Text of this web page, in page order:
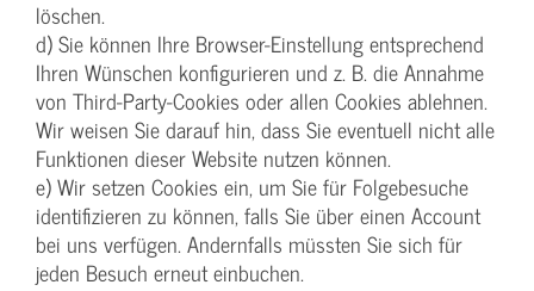
löschen.
d) Sie können Ihre Browser-Einstellung entsprechend
Ihren Wünschen konfigurieren und z. B. die Annahme
von Third-Party-Cookies oder allen Cookies ablehnen.
Wir weisen Sie darauf hin, dass Sie eventuell nicht alle
Funktionen dieser Website nutzen können.
e) Wir setzen Cookies ein, um Sie für Folgebesuche
identifizieren zu können, falls Sie über einen Account
bei uns verfügen. Andernfalls müssten Sie sich für
jeden Besuch erneut einbuchen.